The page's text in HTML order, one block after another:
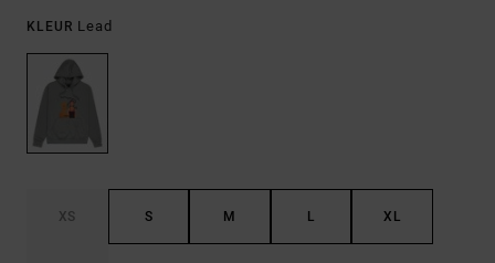
KLEUR Lead
XS S M L XL